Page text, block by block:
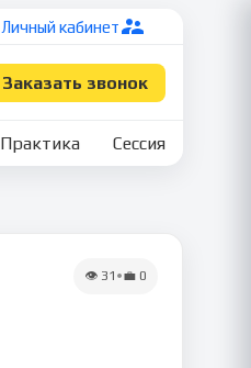
Личный кабинет
Заказать звонок
Практика Сессия
👁 31 •💼 0